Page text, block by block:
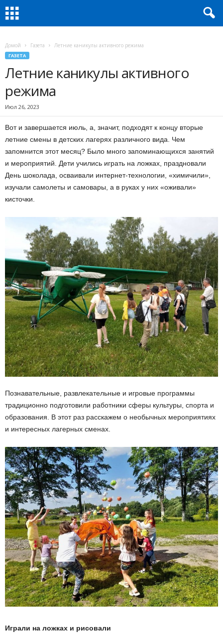
Домой Газета Летние каникулы активного режима
ГАЗЕТА
Летние каникулы активного
режима
Июл 26, 2023
Вот и завершается июль, а, значит, подходят к концу вторые
летние смены в детских лагерях различного вида. Чем
запомнится этот месяц? Было много запоминающихся занятий
и мероприятий. Дети учились играть на ложках, праздновали
День шоколада, осваивали интернет-технологии, «химичили»,
изучали самолеты и самовары, а в руках у них «оживали»
кисточки.
Познавательные, развлекательные и игровые программы
традиционно подготовили работники сферы культуры, спорта и
образования. В этот раз расскажем о необычных мероприятиях
и интересных лагерных сменах.
Играли на ложках и рисовали